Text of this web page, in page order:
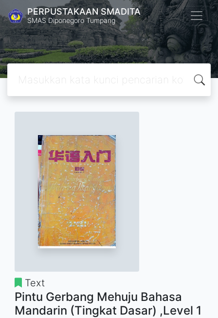
PERPUSTAKAAN SMADITA
SMAS Diponegoro Tumpang
Text
Pintu Gerbang Mehuju Bahasa
Mandarin (Tingkat Dasar) ,Level 1